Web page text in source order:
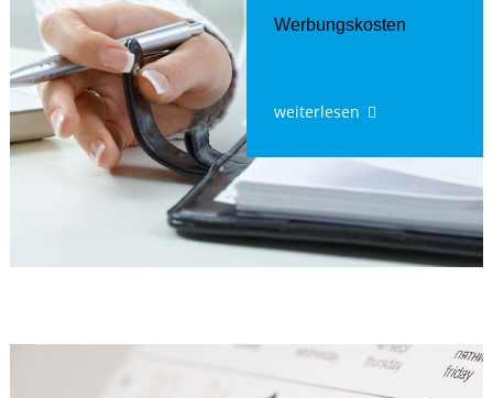
Werbungskosten
weiterlesen